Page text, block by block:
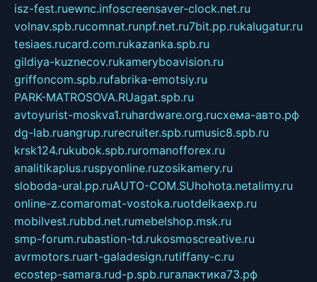
isz-fest.ruewnc.infoscreensaver-clock.net.ru
volnav.spb.rucomnat.runpf.net.ru7bit.pp.rukalugatur.ru
tesiaes.rucard.com.rukazanka.spb.ru
gildiya-kuznecov.rukameryboavision.ru
griffoncom.spb.rufabrika-emotsiy.ru
PARK-MATROSOVA.RUagat.spb.ru
avtoyurist-moskva1.ruhardware.org.ruсхема-авто.рф
dg-lab.ruangrup.rurecruiter.spb.rumusic8.spb.ru
krsk124.rukubok.spb.ruromanofforex.ru
analitikaplus.ruspyonline.ruzosikamery.ru
sloboda-ural.pp.ruAUTO-COM.SUhohota.netalimy.ru
online-z.comaromat-vostoka.ruotdelkaexp.ru
mobilvest.rubbd.net.rumebelshop.msk.ru
smp-forum.rubastion-td.rukosmoscreative.ru
avrmotors.ruart-galadesign.rutiffany-c.ru
ecostep-samara.rud-p.spb.ruгалактика73.рф